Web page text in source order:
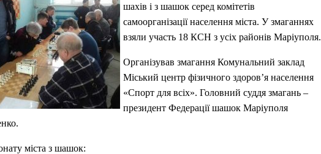
шахів і з шашок серед комітетів
самоорганізації населення міста. У змаганнях
взяли участь 18 КСН з усіх районів Маріуполя.
Організував змагання Комунальний заклад
Міський центр фізичного здоров’я населення
«Спорт для всіх». Головний суддя змагань –
президент Федерації шашок Маріуполя
міста з шашок: